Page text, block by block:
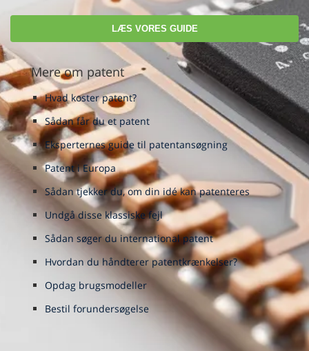
LÆS VORES GUIDE
Mere om patent
Hvad koster patent?
Sådan får du et patent
Eksperternes guide til patentansøgning
Patent i Europa
Sådan tjekker du, om din idé kan patenteres
Undgå disse klassiske fejl
Sådan søger du international patent
Hvordan du håndterer patentkrænkelser?
Opdag brugsmodeller
Bestil forundersøgelse